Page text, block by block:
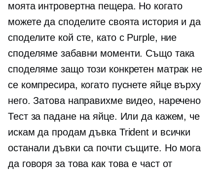
моята интровертна пещера. Но когато
можете да споделите своята история и да
споделите кой сте, като с Purple, ние
споделяме забавни моменти. Също така
споделяме защо този конкретен матрак не
се компресира, когато пуснете яйце върху
него. Затова направихме видео, наречено
Тест за падане на яйце. Или да кажем, че
искам да продам дъвка Trident и всички
останали дъвки са почти същите. Но мога
да говоря за това как това е част от